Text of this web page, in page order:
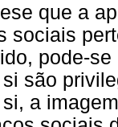
que a
sociais
pode-
são
a